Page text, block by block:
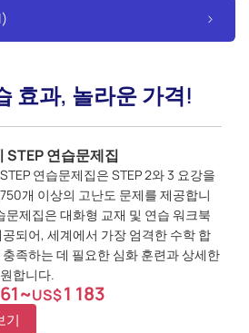
효과, 놀라운 가격!
STEP 연습문제집
연습문제집은 STEP 2와 3 요강을
개 이상의 고난도 문제를 제공합니
문제집은 대화형 교재 및 연습 워크북
되어, 세계에서 가장 엄격한 수학 합
족하는 데 필요한 심화 훈련과 상세한
합니다.
~US$1 183
기